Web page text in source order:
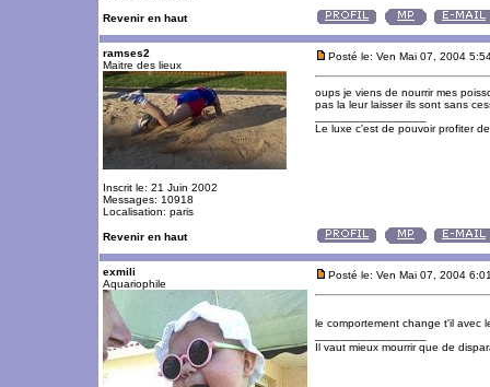
Revenir en haut
ramses2
Maitre des lieux
Inscrit le: 21 Juin 2002
Messages: 10918
Localisation: paris
Posté le: Ven Mai 07, 2004
oups je viens de nourrir mes
pas la leur laisser ils sont sans
Le luxe c'est de pouvoir profiter
Revenir en haut
exmili
Aquariophile
Posté le: Ven Mai 07, 2004
le comportement change t'il avec
Il vaut mieux mourrir que de